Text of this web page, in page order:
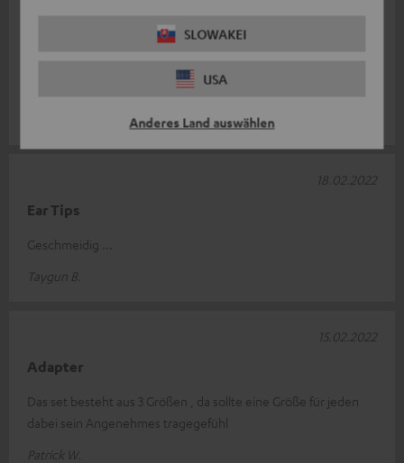
SLOWAKEI
USA
Anderes Land auswählen
Als Reserve absolut ausreichend. Top Qualität.
Ear Tips
Geschmeidig ...
Taygun B.
18.02.2022
Adapter
Das set besteht aus 3 Größen , da sollte eine Größe für jeden
dabei sein Angenehmes tragegefühl
Patrick W.
15.02.2022